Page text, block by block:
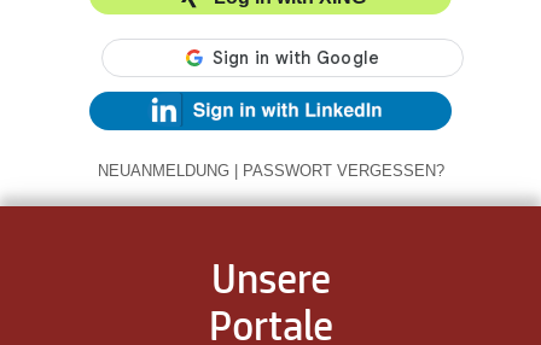
NEUANMELDUNG | PASSWORT VERGESSEN?
Unsere
Portale